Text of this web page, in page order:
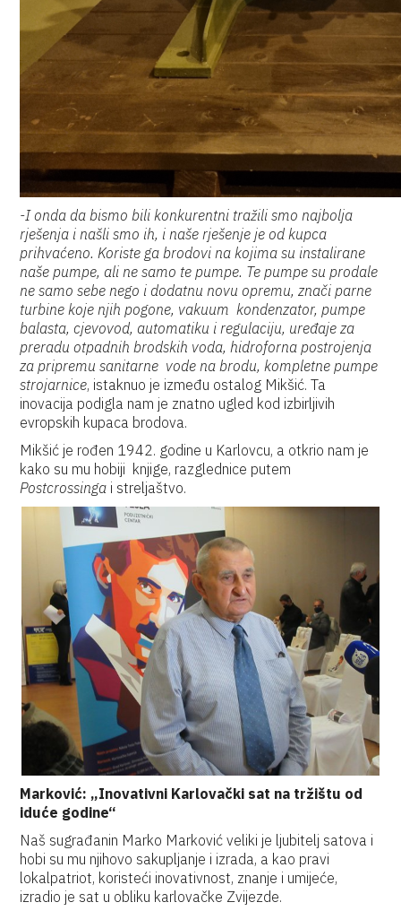
-I onda da bismo bili konkurentni tražili smo najbolja
rješenja i našli smo ih, i naše rješenje je od kupca
prihvaćeno. Koriste ga brodovi na kojima su instalirane
naše pumpe, ali ne samo te pumpe. Te pumpe su prodale
ne samo sebe nego i dodatnu novu opremu, znači parne
turbine koje njih pogone, vakuum kondenzator, pumpe
balasta, cjevovod, automatiku i regulaciju, uređaje za
preradu otpadnih brodskih voda, hidroforna postrojenja
za pripremu sanitarne vode na brodu, kompletne pumpe
strojarnice, istaknuo je između ostalog Mikšić. Ta
inovacija podigla nam je znatno ugled kod izbirljivih
evropskih kupaca brodova.
Mikšić je rođen 1942. godine u Karlovcu, a otkrio nam je
kako su mu hobiji knjige, razglednice putem
Postcrossinga i streljaštvo.
Marković: „Inovativni Karlovački sat na tržištu od
iduće godine“
Naš sugrađanin Marko Marković veliki je ljubitelj satova i
hobi su mu njihovo sakupljanje i izrada, a kao pravi
lokalpatriot, koristeći inovativnost, znanje i umijeće,
izradio je sat u obliku karlovačke Zvijezde.